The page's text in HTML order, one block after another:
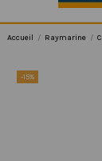
Accueil Raymarine
-15%